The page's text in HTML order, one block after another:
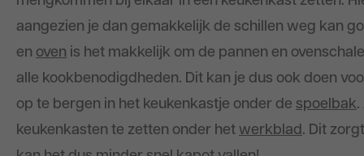
aangezien je dan gemakkelijk de schillen weg kan
en oven is het makkelijk om de pannen en
alle kookbenodigdheden. Dit kan je dus ook doen
op te bergen in het keukenkastje onder de spoelbak.
keukenkasten te zetten onder het werkblad. Dit